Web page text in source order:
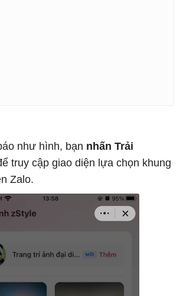
như hình, bạn nhấn Trải
truy cập giao diện lựa chọn khung
Zalo.